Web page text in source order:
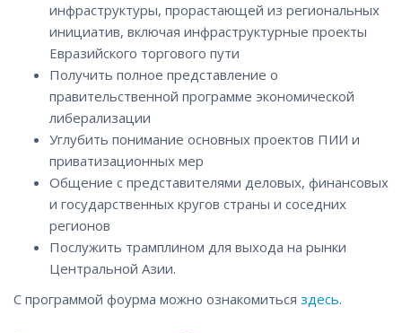
инфраструктуры, прорастающей из региональных
инициатив, включая инфраструктурные проекты
Евразийского торгового пути
Получить полное представление о
правительственной программе экономической
либерализации
Углубить понимание основных проектов ПИИ и
приватизационных мер
Общение с представителями деловых, финансовых
и государственных кругов страны и соседних
регионов
Послужить трамплином для выхода на рынки
Центральной Азии.
С программой фоурма можно ознакомиться здесь.